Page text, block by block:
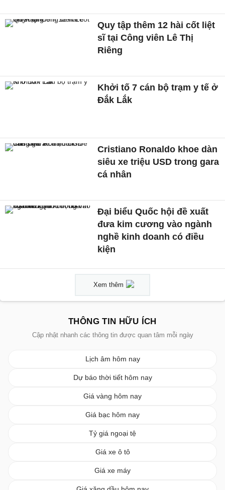
Quy tập thêm 12 hài cốt liệt
sĩ tại Công viên Lê Thị
Riêng
Khởi tố 7 cán bộ trạm y tế ở
Đắk Lắk
Cristiano Ronaldo khoe dàn
siêu xe triệu USD trong gara
cá nhân
Đại biểu Quốc hội đề xuất
đưa kim cương vào ngành
nghề kinh doanh có điều
kiện
Xem thêm
THÔNG TIN HỮU ÍCH
Cập nhật nhanh các thông tin được quan tâm mỗi ngày
Lịch âm hôm nay
Dự báo thời tiết hôm nay
Giá vàng hôm nay
Giá bạc hôm nay
Tỷ giá ngoại tệ
Giá xe ô tô
Giá xe máy